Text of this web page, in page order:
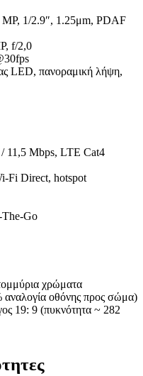
1/2.9″, 1.25μm, PDAF
f/2,0
LED, πανοραμική λήψη,
11,5 Mbps, LTE Cat4
Fi Direct, hotspot
Go
χρώματα
αναλογία οθόνης προς σώμα)
19: 9 (πυκνότητα ~ 282